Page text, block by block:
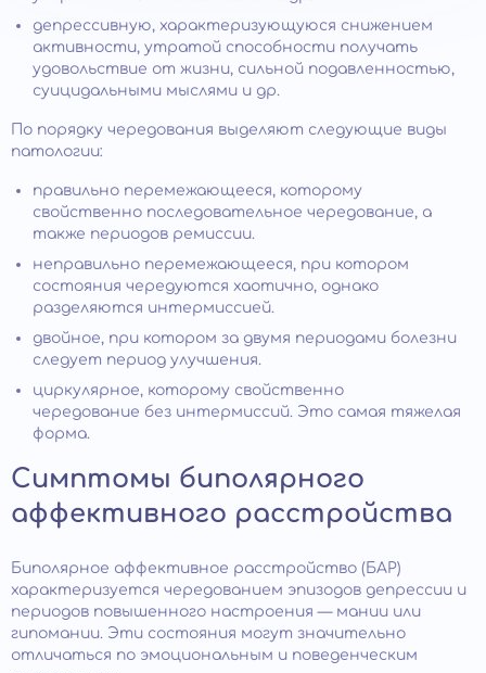
депрессивную, характеризующуюся снижением
активности, утратой способности получать
удовольствие от жизни, сильной подавленностью,
суицидальными мыслями и др.
По порядку чередования выделяют следующие виды
патологии:
правильно перемежающееся, которому
свойственно последовательное чередование, а
также периодов ремиссии.
неправильно перемежающееся, при котором
состояния чередуются хаотично, однако
разделяются интермиссией.
двойное, при котором за двумя периодами болезни
следует период улучшения.
циркулярное, которому свойственно
чередование без интермиссий. Это самая тяжелая
форма.
Симптомы биполярного
аффективного расстройства
Биполярное аффективное расстройство (БАР)
характеризуется чередованием эпизодов депрессии и
периодов повышенного настроения — мании или
гипомании. Эти состояния могут значительно
отличаться по эмоциональным и поведенческим